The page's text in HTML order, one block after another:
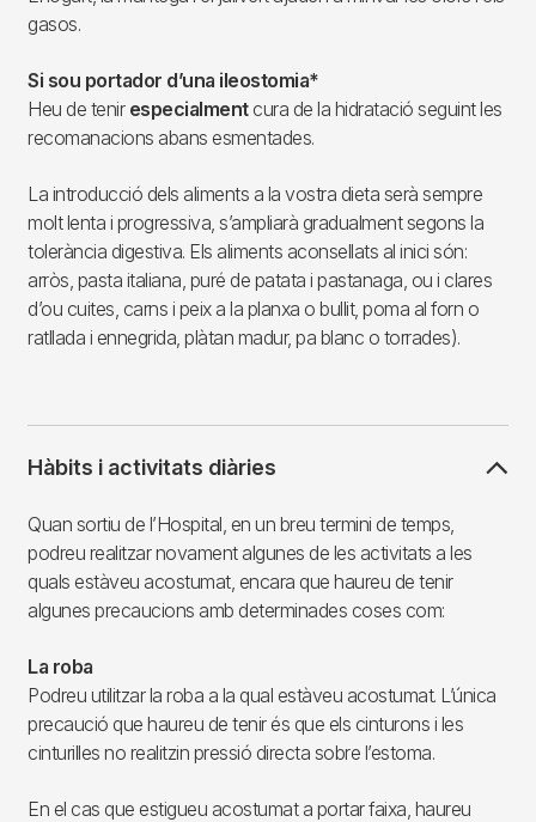
gasos.
Si sou portador d’una ileostomia*
Heu de tenir especialment cura de la hidratació seguint les
recomanacions abans esmentades.
La introducció dels aliments a la vostra dieta serà sempre
molt lenta i progressiva, s’ampliarà gradualment segons la
tolerància digestiva. Els aliments aconsellats al inici són:
arròs, pasta italiana, puré de patata i pastanaga, ou i clares
d’ou cuites, carns i peix a la planxa o bullit, poma al forn o
ratllada i ennegrida, plàtan madur, pa blanc o torrades).
Hàbits i activitats diàries
Quan sortiu de l’Hospital, en un breu termini de temps,
podreu realitzar novament algunes de les activitats a les
quals estàveu acostumat, encara que haureu de tenir
algunes precaucions amb determinades coses com:
La roba
Podreu utilitzar la roba a la qual estàveu acostumat. L’única
precaució que haureu de tenir és que els cinturons i les
cinturilles no realitzin pressió directa sobre l’estoma.
En el cas que estigueu acostumat a portar faixa, haureu